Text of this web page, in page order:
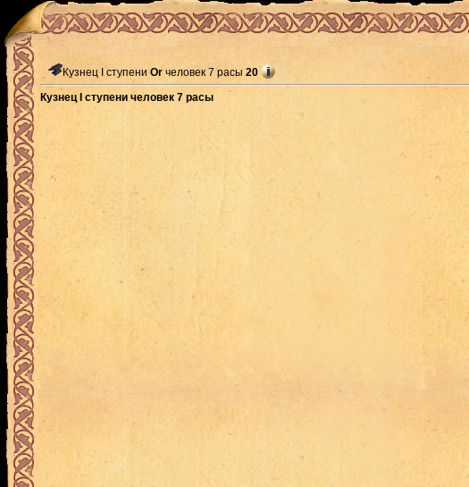
Кузнец I ступени Or человек 7 расы 20
Кузнец I ступени человек 7 расы